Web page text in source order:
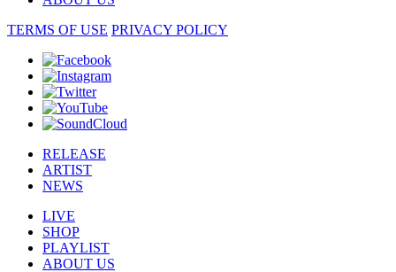
TERMS OF USE PRIVACY POLICY
RELEASE
ARTIST
NEWS
LIVE
SHOP
PLAYLIST
ABOUT US